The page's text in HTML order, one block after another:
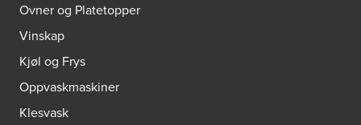
Bjørnådal AS
Nordahl Griegsgt 8
8624 Mo I Rana
Tel.:+47 751 53 000
Ovner og Platetopper
Vinskap
Kjøl og Frys
Oppvaskmaskiner
Klesvask